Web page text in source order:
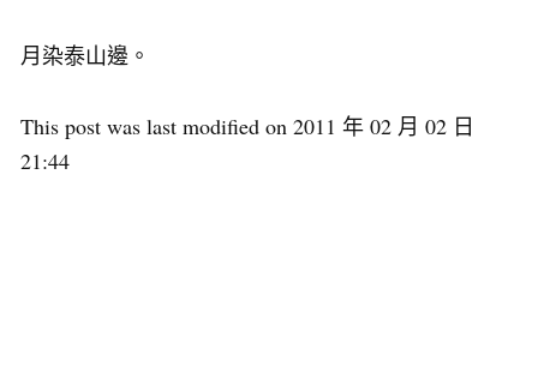
月染泰山邊。
This post was last modified on 2011 年 02 月 02 日
21:44